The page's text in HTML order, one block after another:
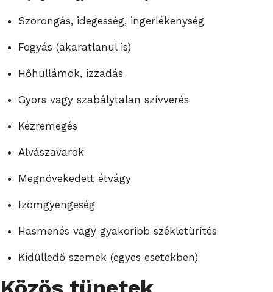
Szorongás, idegesség, ingerlékenység
Fogyás (akaratlanul is)
Hőhullámok, izzadás
Gyors vagy szabálytalan szívverés
Kézremegés
Alvászavarok
Megnövekedett étvágy
Izomgyengeség
Hasmenés vagy gyakoribb székletürítés
Kidülledő szemek (egyes esetekben)